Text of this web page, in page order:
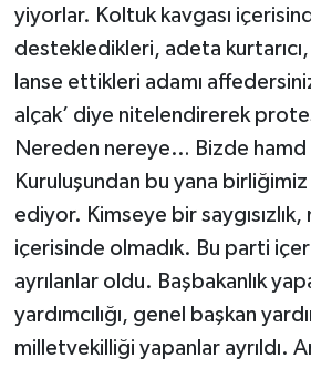
yiyorlar. Koltuk kavgası
destekledikleri, adeta
lanse ettikleri adamı
alçak’ diye nitelendirerek
Nereden nereye… Bizde hamd
Kuruluşundan bu yana
ediyor. Kimseye bir
içerisinde olmadık. Bu parti
ayrılanlar oldu. Başbakanlık
yardımcılığı, genel başkan
milletvekilliği yapanlar ayrıldı.